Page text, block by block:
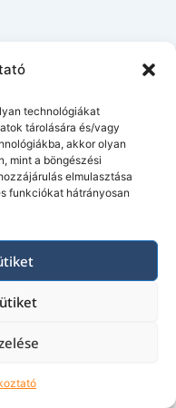
technológiákat
tárolására és/vagy
akkor olyan
mint a böngészési
elmulasztása
funkciókat hátrányosan
a